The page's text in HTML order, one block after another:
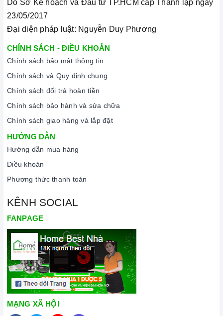
Do Sở Kế hoạch và Đầu tư TP.HCM cấp Thành lập ngày
23/05/2017
Đại diện pháp luật: Nguyễn Duy Phương
CHÍNH SÁCH - ĐIỀU KHOẢN
Chính sách bảo mật thông tin
Chính sách và Quy định chung
Chính sách đổi trả hoàn tiền
Chính sách bảo hành và sửa chữa
Chính sách giao hàng và lắp đặt
HƯỚNG DẪN
Hướng dẫn mua hàng
Điều khoản
Phương thức thanh toán
KÊNH SOCIAL
FANPAGE
MẠNG XÃ HỘI